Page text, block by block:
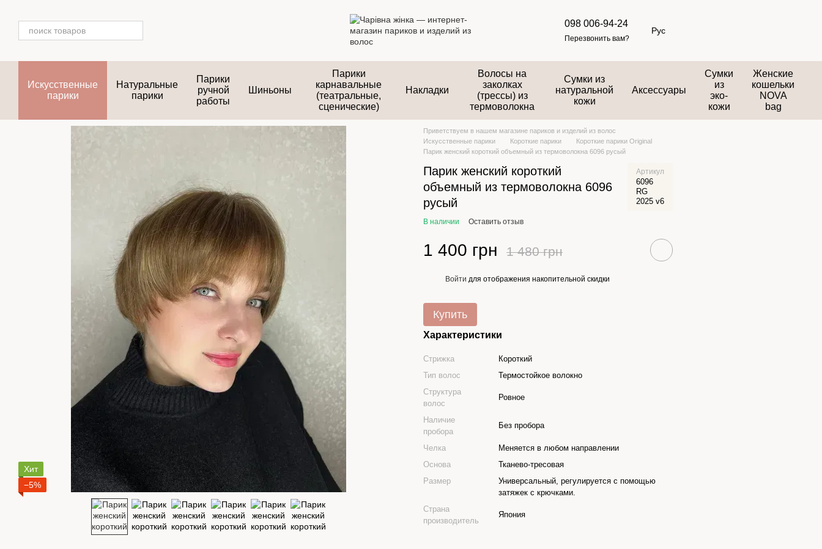
098 006-94-24
Перезвонить вам?
Рус
Искусственные
парики
Натуральные
парики
Парики
ручной
работы
Шиньоны
Парики
карнавальные
(театральные,
сценические)
Накладки
Волосы на
заколках
(трессы) из
термоволокна
Сумки из
натуральной
кожи
Аксессуары
Сумки
из
эко-
кожи
Женские
кошельки
NOVA
bag
Хит
−5%
Приветствуем в нашем магазине париков и изделий из волос
Искусственные парики
Короткие парики
Короткие парики Original
Парик женский короткий объемный из термоволокна 6096 русый
Парик женский короткий
объемный из термоволокна 6096
русый
Артикул
6096
RG
2025 v6
В наличии Оставить отзыв
1 400 грн 1 480 грн
Войти для отображения накопительной скидки
Купить
Характеристики
Стрижка
Короткий
Тип волос
Термостойкое волокно
Структура
волос
Ровное
Наличие
пробора
Без пробора
Челка
Меняется в любом направлении
Основа
Тканево-тресовая
Размер
Универсальный, регулируется с помощью
затяжек с крючками.
Страна
производитель
Япония